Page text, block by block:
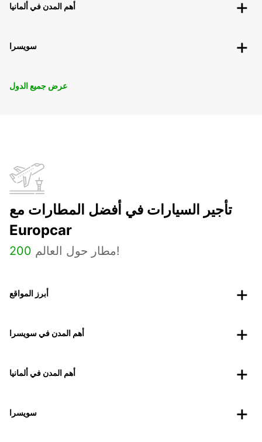
أهم المدن في ألمانيا
سويسرا
عرض جميع الدول
تأجير السيارات في أفضل المطارات مع
Europcar
200 مطار حول العالم!
أبرز المواقع
أهم المدن في سويسرا
أهم المدن في ألمانيا
سويسرا